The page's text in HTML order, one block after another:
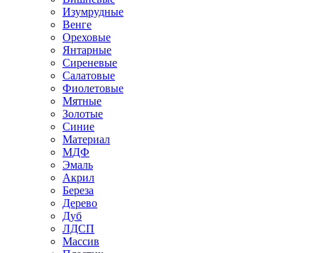
Изумрудные
Венге
Ореховые
Янтарные
Сиреневые
Салатовые
Фиолетовые
Мятные
Золотые
Синие
Материал
МДФ
Эмаль
Акрил
Береза
Дерево
Дуб
ЛДСП
Массив